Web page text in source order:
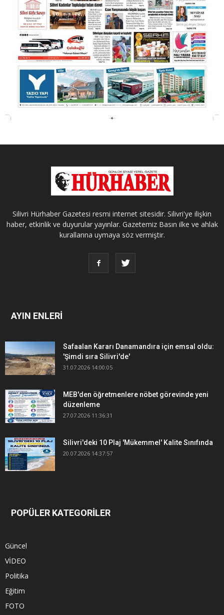
Silivri Hürhaber Gazetesi resmi internet sitesidir. Silivri'ye ilişkin
haber, etkinlik ve duyurular yayınlar. Gazetemiz Basın ilke ve ahlak
kurallarına uymaya söz vermiştir.
AYIN ENLERİ
Safaalan Kararı Danamandıra için emsal oldu:
'Şimdi sıra Silivri'de'
31.07.2026 14:00:05
MEB'den öğretmenlere nöbet görevinde yeni
düzenleme
27.07.2026 11:36:31
Silivri'deki 10 Plaj 'Mükemmel' Kalite Sınıfında
20.07.2026 14:37:57
POPÜLER KATEGORİLER
Güncel
VİDEO
Politika
Eğitim
FOTO